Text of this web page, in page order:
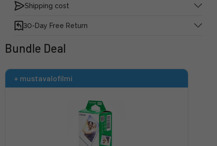
Shipping cost
30-Day Free Return
Bundle Deal
+ mustavalofilmi